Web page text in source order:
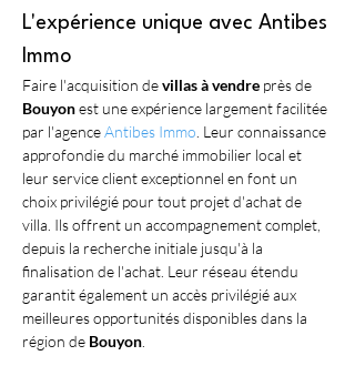
L'expérience unique avec Antibes
Immo
Faire l'acquisition de villas à vendre près de
Bouyon est une expérience largement facilitée
par l'agence Antibes Immo . Leur connaissance
approfondie du marché immobilier local et
leur service client exceptionnel en font un
choix privilégié pour tout projet d'achat de
villa. Ils offrent un accompagnement complet,
depuis la recherche initiale jusqu'à la
finalisation de l'achat. Leur réseau étendu
garantit également un accès privilégié aux
meilleures opportunités disponibles dans la
région de Bouyon